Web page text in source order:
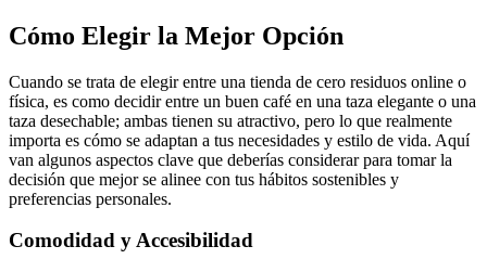
Cómo Elegir la Mejor Opción
Cuando se trata de elegir entre una tienda de cero residuos online o
física, es como decidir entre un buen café en una taza elegante o una
taza desechable; ambas tienen su atractivo, pero lo que realmente
importa es cómo se adaptan a tus necesidades y estilo de vida. Aquí
van algunos aspectos clave que deberías considerar para tomar la
decisión que mejor se alinee con tus hábitos sostenibles y
preferencias personales.
Comodidad y Accesibilidad